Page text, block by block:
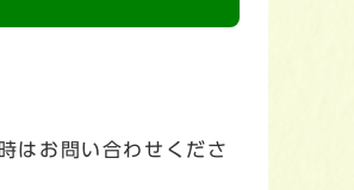
はお問い合わせくださ